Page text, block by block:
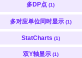
多DP点 (1)
多对应单位同时显示 (1)
StatCharts (1)
双Y轴显示 (1)